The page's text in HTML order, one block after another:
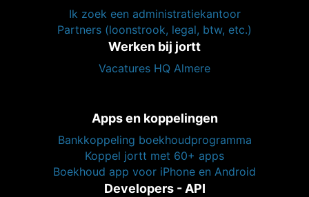
Ik zoek een administratiekantoor
Partners (loonstrook, legal, btw, etc.)
Werken bij jortt
Vacatures HQ Almere
Apps en koppelingen
Bankkoppeling boekhoudprogramma
Koppel jortt met 60+ apps
Boekhoud app voor iPhone en Android
Developers - API